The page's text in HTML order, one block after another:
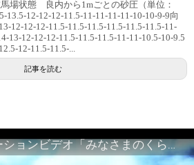
場状態 良内から1mごとの砂圧（単位：
13.5-12-12-12-11.5-11-11-11-11-10-10-9-9向
12-12-12-11.5-11.5-11.5-11.5-11.5-11.5-11-
13-12-12-12-11.5-11.5-11.5-11-11-10.5-10-9.5
12-11.5-11.5-...
記事を読む
地方競馬プロモーションビデオ「みなさまのくらしのために」30秒篇｜NAR公式